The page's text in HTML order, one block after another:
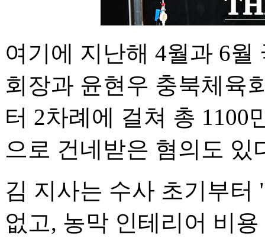
여기에 지난해 4월과 6
회장과 윤현우 충북체육
터 2차례에 걸쳐 총 1100
으로 건네받은 혐의도 있
김 지사는 수사 초기부
없고, 농막 인테리어 비